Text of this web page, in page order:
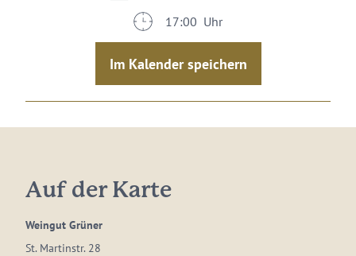
17:00 Uhr
Im Kalender speichern
Auf der Karte
Weingut Grüner
St. Martinstr. 28